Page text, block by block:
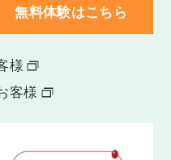
無料体験はこちら
様
客様